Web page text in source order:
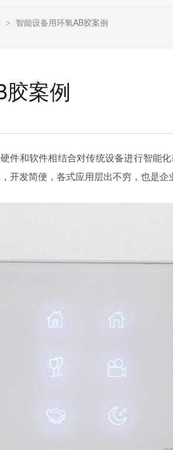
> 智能设备用环氧AB胶案例
案例
件和软件相结合对传统设备进行智能
开发简便，各式应用层出不穷，也是企